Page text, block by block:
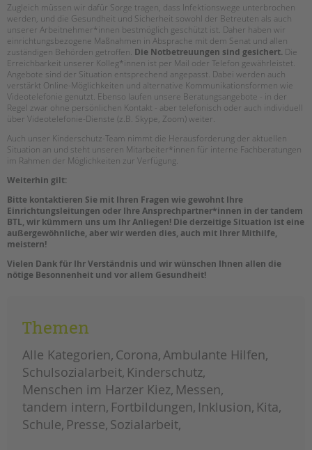
BETREUTES WOHNEN
TANDEM BTL AKADEMIE
Zertfikatskurse
Seminarkalender
Seminarräume
STADTTEILARBEIT
PROFIL | LEITBILD
Bereiche im Überblick
Kinder- und Jugendschutz
Unsere Videos
Gesellschafter VdK
schoolcoach BTL
tandem international
Stellenangebote
NEWS/BLOG
unkuerzbar
Briefe an Kai
Zugleich müssen wir dafür Sorge tragen, dass Infektionswege unterbrochen
werden, und die Gesundheit und Sicherheit sowohl der Betreuten als auch
unserer Arbeitnehmer*innen bestmöglich geschützt ist. Daher haben wir
einrichtungsbezogene Maßnahmen in Absprache mit dem Senat und allen
zuständigen Behörden getroffen. Die Notbetreuungen sind gesichert. Die
Erreichbarkeit unserer Kolleg*innen ist per Mail oder Telefon gewährleistet.
Angebote sind der Situation entsprechend angepasst. Dabei werden auch
verstärkt Online-Möglichkeiten und alternative Kommunikationsformen wie
Videotelefonie genutzt. Ebenso laufen unsere Beratungsangebote - in der
Regel zwar ohne persönlichen Kontakt - aber telefonisch oder auch individuell
über Videotelefonie-Dienste (z.B. Skype, Zoom) weiter.
Auch unser Kinderschutz-Team nimmt die Herausforderung der aktuellen
Situation an und steht unseren Mitarbeiter*innen für interne Fachberatungen
im Rahmen der Möglichkeiten zur Verfügung.
Weiterhin gilt:
Bitte kontaktieren Sie mit Ihren Fragen wie gewohnt Ihre
Einrichtungsleitungen oder Ihre Ansprechpartner*innen in der tandem
BTL, wir kümmern uns um Ihr Anliegen! Die derzeitige Situation ist eine
außergewöhnliche, aber wir werden dies, auch mit Ihrer Mithilfe,
meistern!
Vielen Dank für Ihr Verständnis und wir wünschen Ihnen allen die
nötige Besonnenheit und vor allem Gesundheit!
Themen
Alle Kategorien Corona Ambulante Hilfen
Schulsozialarbeit Kinderschutz
Menschen im Harzer Kiez Messen
tandem intern Fortbildungen Inklusion Kita
Schule Presse Sozialarbeit